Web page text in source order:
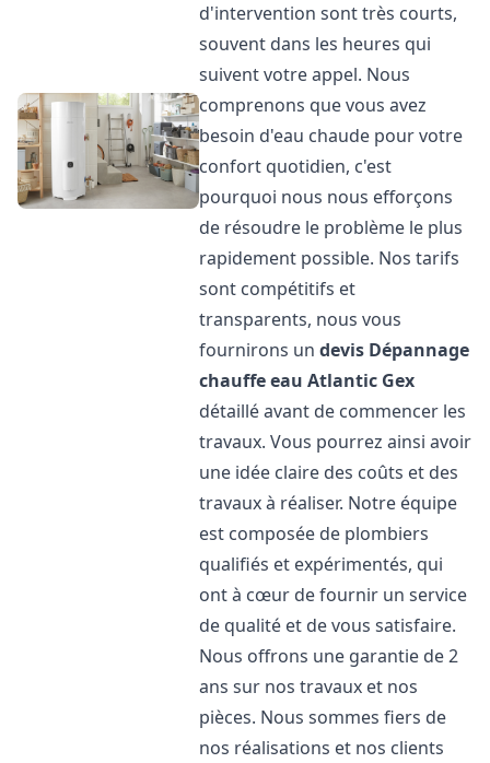
d'intervention sont très courts,
souvent dans les heures qui
suivent votre appel. Nous
comprenons que vous avez
besoin d'eau chaude pour votre
confort quotidien, c'est
pourquoi nous nous efforçons
de résoudre le problème le plus
rapidement possible. Nos tarifs
sont compétitifs et
transparents, nous vous
fournirons undevis Dépannage
chauffe eau Atlantic Gex
détaillé avant de commencer les
travaux. Vous pourrez ainsi avoir
une idée claire des coûts et des
travaux à réaliser. Notre équipe
est composée de plombiers
qualifiés et expérimentés, qui
ont à cœur de fournir un service
de qualité et de vous satisfaire.
Nous offrons une garantie de 2
ans sur nos travaux et nos
pièces. Nous sommes fiers de
nos réalisations et nos clients